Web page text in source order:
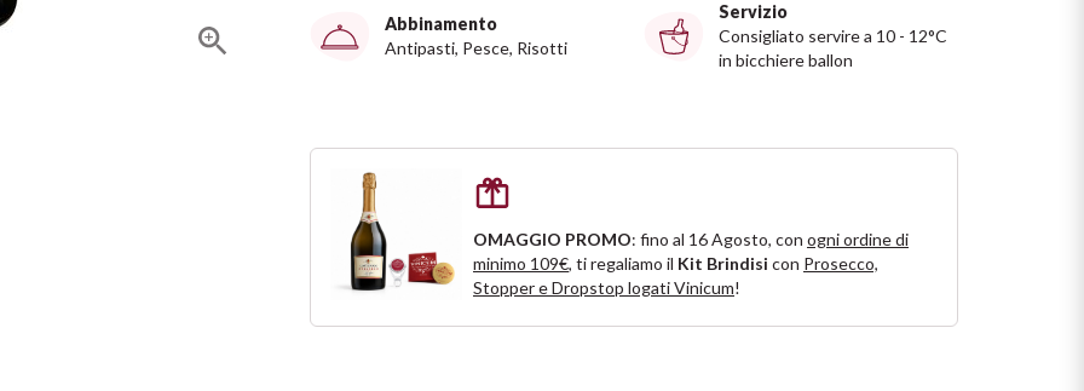
Abbinamento
Antipasti, Pesce, Risotti
Servizio
Consigliato servire a 10 - 12°C
in bicchiere ballon
OMAGGIO PROMO: fino al 16 Agosto, con ogni ordine di
minimo 109€, ti regaliamo il Kit Brindisi con Prosecco,
Stopper e Dropstop logati Vinicum!